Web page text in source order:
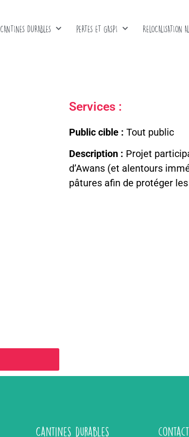
CANTINES DURABLES PERTES ET GASPI RELOCALISATION
Services :
Public cible : Tout public
Description : Projet
d’Awans (et alentours
pâtures afin de protéger
Cantines durables contact